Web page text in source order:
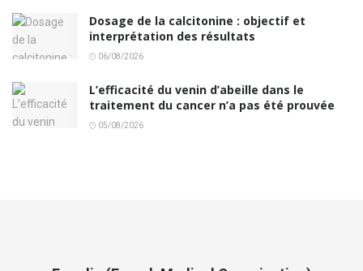
Dosage de la calcitonine : objectif et
interprétation des résultats
06/08/2026
L’efficacité du venin d’abeille dans le
traitement du cancer n’a pas été prouvée
05/08/2026